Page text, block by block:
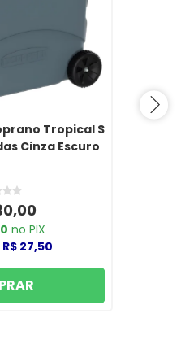
Tropical S
Cinza Escuro
no PIX
R$ 27,50